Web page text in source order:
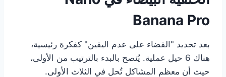
Banana Pro
بعد تحديد "القضاء على عدم اليقين" كفكرة رئيسية،
هناك 6 حيل عملية. يُنصح بالبدء بالترتيب من الأولى،
حيث أن معظم المشاكل تُحل في الثلاث الأولى.